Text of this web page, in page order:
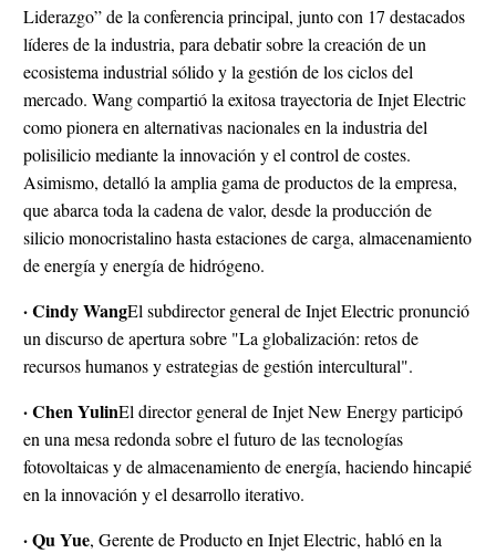
Liderazgo” de la conferencia principal, junto con 17 destacados
líderes de la industria, para debatir sobre la creación de un
ecosistema industrial sólido y la gestión de los ciclos del
mercado. Wang compartió la exitosa trayectoria de Injet Electric
como pionera en alternativas nacionales en la industria del
polisilicio mediante la innovación y el control de costes.
Asimismo, detalló la amplia gama de productos de la empresa,
que abarca toda la cadena de valor, desde la producción de
silicio monocristalino hasta estaciones de carga, almacenamiento
de energía y energía de hidrógeno.
· Cindy WangEl subdirector general de Injet Electric pronunció
un discurso de apertura sobre "La globalización: retos de
recursos humanos y estrategias de gestión intercultural".
· Chen YulinEl director general de Injet New Energy participó
en una mesa redonda sobre el futuro de las tecnologías
fotovoltaicas y de almacenamiento de energía, haciendo hincapié
en la innovación y el desarrollo iterativo.
· Qu Yue, Gerente de Producto en Injet Electric, habló en la